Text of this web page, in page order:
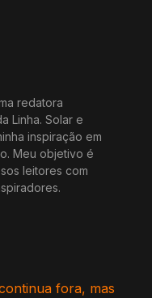
redatora
Linha. Solar e
inspiração em
Meu objetivo é
leitores com
fora, mas